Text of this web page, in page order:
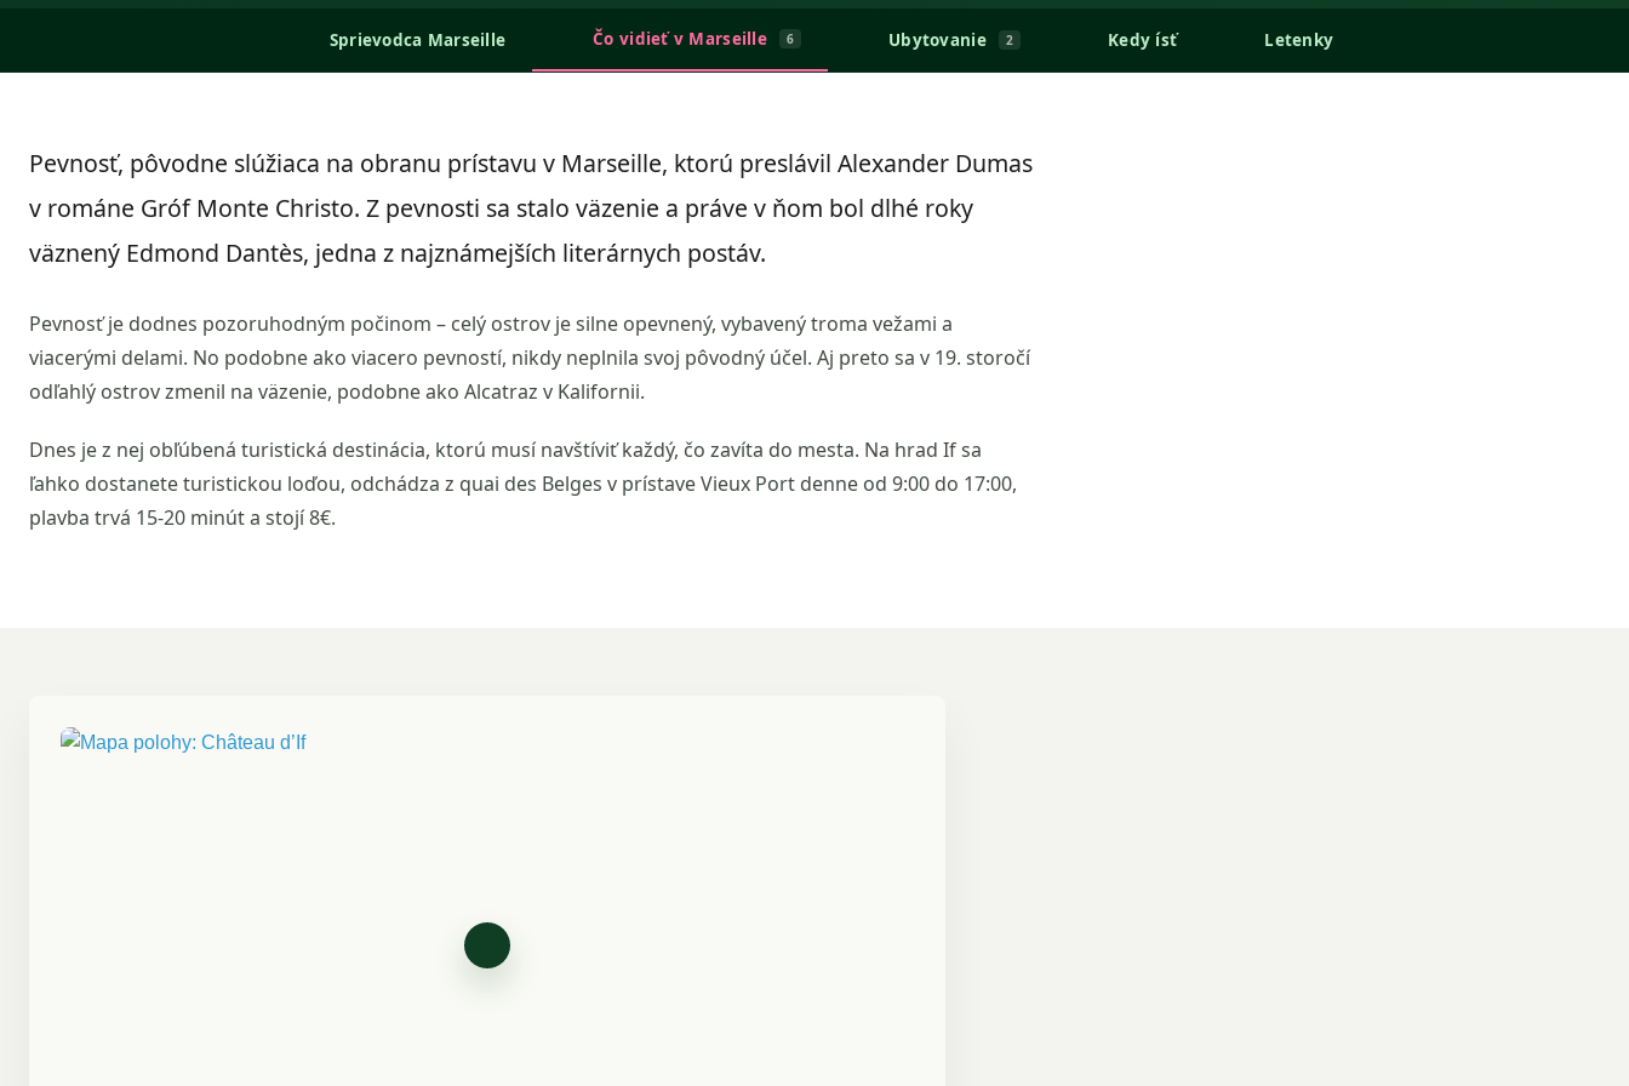
Sprievodca Marseille Čo vidieť v Marseille 6 Ubytovanie 2 Kedy ísť Letenky
Pevnosť, pôvodne slúžiaca na obranu prístavu v Marseille, ktorú preslávil Alexander Dumas
v románe Gróf Monte Christo. Z pevnosti sa stalo väzenie a práve v ňom bol dlhé roky
väznený Edmond Dantès, jedna z najznámejších literárnych postáv.
Pevnosť je dodnes pozoruhodným počinom – celý ostrov je silne opevnený, vybavený troma vežami a
viacerými delami. No podobne ako viacero pevností, nikdy neplnila svoj pôvodný účel. Aj preto sa v 19. storočí
odľahlý ostrov zmenil na väzenie, podobne ako Alcatraz v Kalifornii.
Dnes je z nej obľúbená turistická destinácia, ktorú musí navštíviť každý, čo zavíta do mesta. Na hrad If sa
ľahko dostanete turistickou loďou, odchádza z quai des Belges v prístave Vieux Port denne od 9:00 do 17:00,
plavba trvá 15-20 minút a stojí 8€.